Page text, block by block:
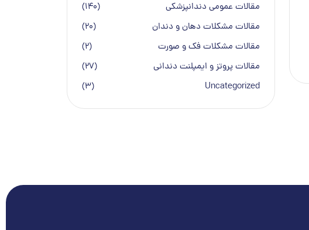
مقالات عمومی دندانپزشكی
(140)
مقالات مشکلات دهان و دندان
(20)
مقالات مشکلات فک و صورت
(2)
مقالات پروتز و ایمپلنت دندانی
(27)
Uncategorized
(3)